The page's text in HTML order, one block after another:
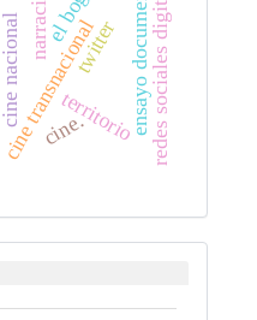
cine nacional
cine transnacional
narración
territorio
cine. ensayo documentalredes sociales digitales
twitter